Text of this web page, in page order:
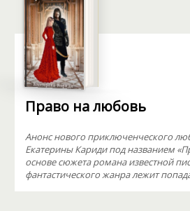
Право на любовь
Анонс нового приключенческого
Екатерины Кариди под названием
основе сюжета романа известной
фантастического жанра лежит